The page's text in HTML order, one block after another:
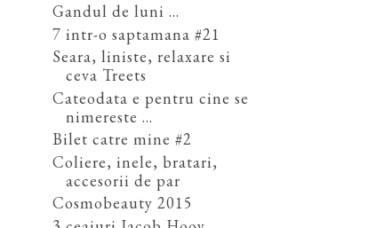
Gandul de luni ...
7 intr-o saptamana #21
Seara, liniste, relaxare si
ceva Treets
Cateodata e pentru cine se
nimereste ...
Bilet catre mine #2
Coliere, inele, bratari,
accesorii de par
Cosmobeauty 2015